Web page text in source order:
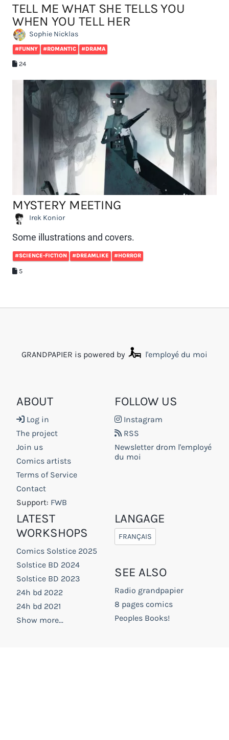
TELL ME WHAT SHE TELLS YOU
WHEN YOU TELL HER
Sophie Nicklas
#FUNNY #ROMANTIC #DRAMA
24
MYSTERY MEETING
Irek Konior
Some illustrations and covers.
#SCIENCE-FICTION #DREAMLIKE #HORROR
5
GRANDPAPIER is powered by l'employé du moi
ABOUT
Log in
The project
Join us
Comics artists
Terms of Service
Contact
Support: FWB
FOLLOW US
Instagram
RSS
Newsletter drom l'employé
du moi
LATEST
WORKSHOPS
Comics Solstice 2025
Solstice BD 2024
Solstice BD 2023
24h bd 2022
24h bd 2021
Show more...
LANGAGE
FRANÇAIS
SEE ALSO
Radio grandpapier
8 pages comics
Peoples Books!